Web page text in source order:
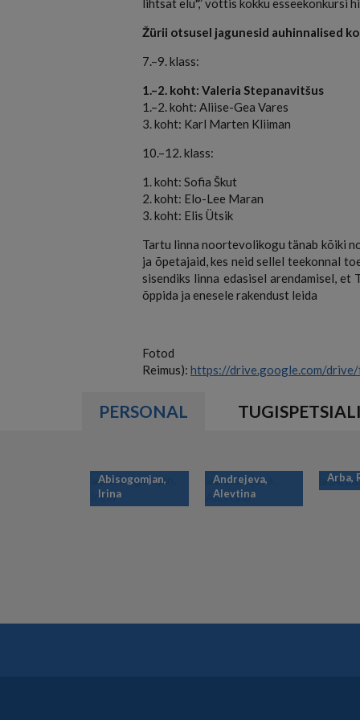
lihtsat elu",” võttis kokku esseekonkursi
Žürii otsusel jagunesid auhinnalised
7.–9. klass:
1.–2. koht: Valeria Stepanavitšus
1.–2. koht: Aliise-Gea Vares
3. koht: Karl Marten Kliiman
10.–12. klass:
1. koht: Sofia Škut
2. koht: Elo-Lee Maran
3. koht: Elis Ütsik
Tartu linna noortevolikogu tänab kõiki
ja õpetajaid, kes neid sellel teekonnal
sisendiks linna edasisel arendamisel,
õppida ja enesele rakendust leida
Reimus): https://drive.google.com/
PERSONAL
Abisogomjan,
Irina
Andrejeva,
Alevtina
Arba,
PAGINATION